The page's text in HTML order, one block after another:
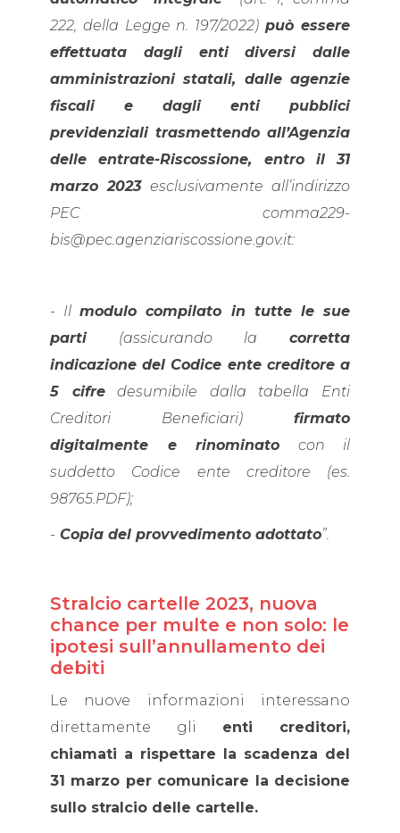
222, della Legge n. 197/2022)può essere
effettuata dagli enti diversi dalle
amministrazioni statali, dalle agenzie
fiscali e dagli enti pubblici
previdenziali trasmettendo all’Agenzia
delle entrate-Riscossione, entro il 31
marzo 2023esclusivamente all’indirizzo
PEC comma229-
bis@pec.agenziariscossione.gov.it:
- Ilmodulo compilato in tutte le sue
parti(assicurando la corretta
indicazione del Codice ente creditore a
5 cifredesumibile dalla tabella Enti
Creditori Beneficiari) firmato
digitalmente e rinominato con il
suddetto Codice ente creditore (es.
98765.PDF);
- Copia del provvedimento adottato”.
Stralcio cartelle 2023, nuova
chance per multe e non solo: le
ipotesi sull’annullamento dei
debiti
Le nuove informazioni interessano
direttamente gli enti creditori,
chiamati a rispettare la scadenza del
31 marzo per comunicare la decisione
sullo stralcio delle cartelle.